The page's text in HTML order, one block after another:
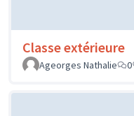
Classe extérieure
Ageorges Nathalie
0